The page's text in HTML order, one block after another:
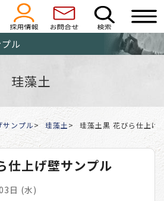
ル
珪藻土
ンプル 珪藻土 珪藻土黒 花びら仕上げ
仕上げ壁サンプル
日 (水)